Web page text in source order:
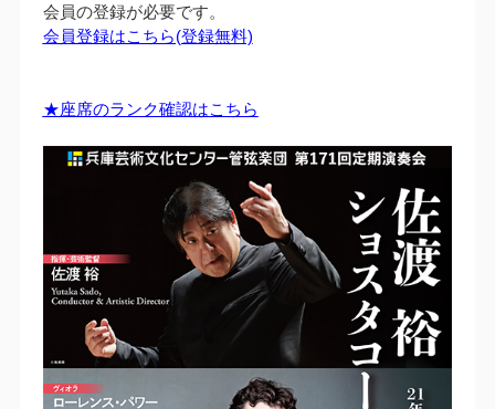
会員の登録が必要です。
会員登録はこちら(登録無料)
★座席のランク確認はこちら